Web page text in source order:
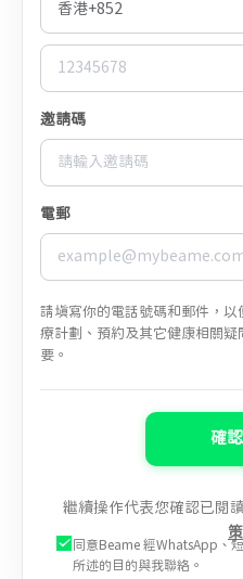
邀請碼
電郵
請填寫你的電話號碼和郵件，
療計劃、預約及其它健康相關
要。
確
繼續操作代表您確認已閱
策
同意Beame 經WhatsApp、
所述的目的與我聯絡。